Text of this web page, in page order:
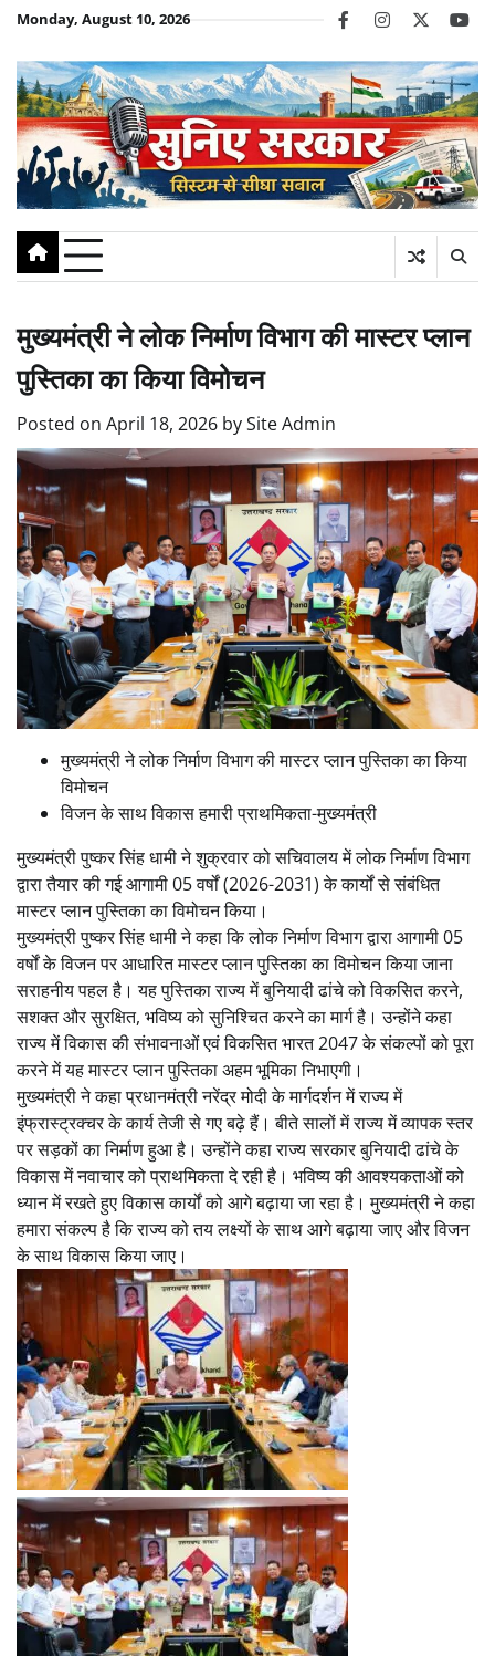
Skip
content
Monday, August 10, 2026 facebookinstagram
twitter
मुख्यमंत्री ने लोक निर्माण विभाग की मास्टर प्लान
पुस्तिका का किया विमोचन
Posted on April 18, 2026 bySite Admin
मुख्यमंत्री ने लोक निर्माण विभाग की मास्टर प्लान पुस्तिका का किया
विमोचन
विजन के साथ विकास हमारी प्राथमिकता-मुख्यमंत्री
मुख्यमंत्री पुष्कर सिंह धामी ने शुक्रवार को सचिवालय में लोक निर्माण विभाग
द्वारा तैयार की गई आगामी 05 वर्षों (2026-2031) के कार्यों से संबंधित
मास्टर प्लान पुस्तिका का विमोचन किया।
मुख्यमंत्री पुष्कर सिंह धामी ने कहा कि लोक निर्माण विभाग द्वारा आगामी 05
वर्षों के विजन पर आधारित मास्टर प्लान पुस्तिका का विमोचन किया जाना
सराहनीय पहल है। यह पुस्तिका राज्य में बुनियादी ढांचे को विकसित करने,
सशक्त और सुरक्षित, भविष्य को सुनिश्चित करने का मार्ग है। उन्होंने कहा
राज्य में विकास की संभावनाओं एवं विकसित भारत 2047 के संकल्पों को पूरा
करने में यह मास्टर प्लान पुस्तिका अहम भूमिका निभाएगी।
मुख्यमंत्री ने कहा प्रधानमंत्री नरेंद्र मोदी के मार्गदर्शन में राज्य में
इंफ्रास्ट्रक्चर के कार्य तेजी से गए बढ़े हैं। बीते सालों में राज्य में व्यापक स्तर
पर सड़कों का निर्माण हुआ है। उन्होंने कहा राज्य सरकार बुनियादी ढांचे के
विकास में नवाचार को प्राथमिकता दे रही है। भविष्य की आवश्यकताओं को
ध्यान में रखते हुए विकास कार्यों को आगे बढ़ाया जा रहा है। मुख्यमंत्री ने कहा
हमारा संकल्प है कि राज्य को तय लक्ष्यों के साथ आगे बढ़ाया जाए और विजन
के साथ विकास किया जाए।